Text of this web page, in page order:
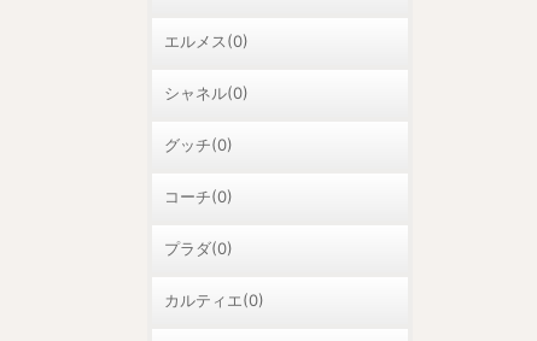
エルメス(0)
シャネル(0)
グッチ(0)
コーチ(0)
プラダ(0)
カルティエ(0)